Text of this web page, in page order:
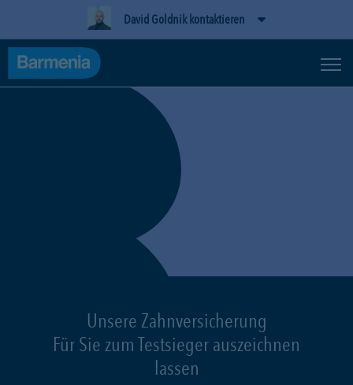
David Goldnik kontaktieren
Unsere Zahnversicherung
Für Sie zum Testsieger auszeichnen
lassen